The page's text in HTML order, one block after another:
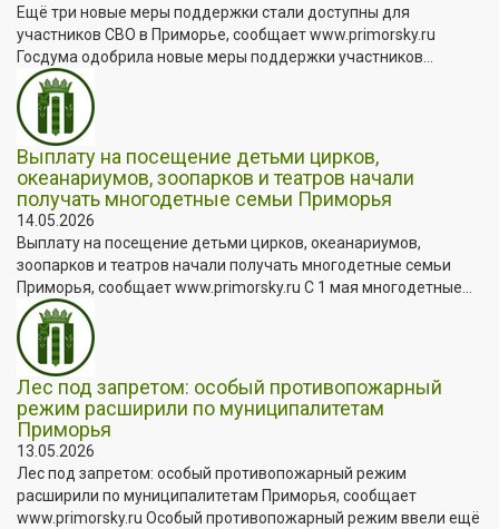
Ещё три новые меры поддержки стали доступны для
участников СВО в Приморье, сообщает www.primorsky.ru
Госдума одобрила новые меры поддержки участников...
Выплату на посещение детьми цирков,
океанариумов, зоопарков и театров начали
получать многодетные семьи Приморья
14.05.2026
Выплату на посещение детьми цирков, океанариумов,
зоопарков и театров начали получать многодетные семьи
Приморья, сообщает www.primorsky.ru С 1 мая многодетные...
Лес под запретом: особый противопожарный
режим расширили по муниципалитетам
Приморья
13.05.2026
Лес под запретом: особый противопожарный режим
расширили по муниципалитетам Приморья, сообщает
www.primorsky.ru Особый противопожарный режим ввели ещё